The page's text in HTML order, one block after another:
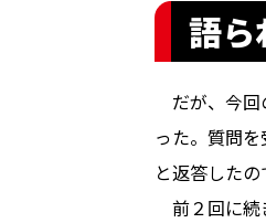
語ら
だが、今回
った。質問
と返答したの
前２回に続